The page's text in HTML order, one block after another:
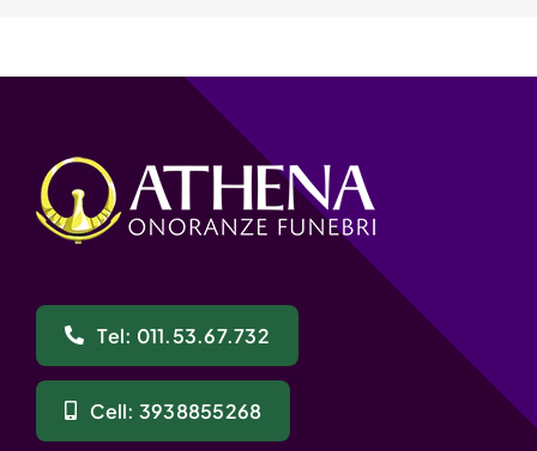
Tel: 011.53.67.732
Cell: 3938855268